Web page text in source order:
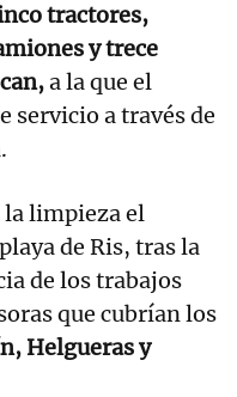
tractores,
y trece
a la que el
servicio a través de
limpieza el
de Ris, tras la
de los trabajos
que cubrían los
Helgueras y